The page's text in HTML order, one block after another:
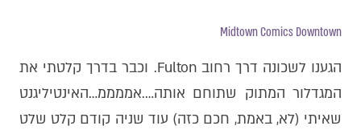
Midtown Comics Downtown
הגענו לשכונה דרך רחוב Fulton. וכבר בדרך קלטתי את
המגדלור המתוק שתוחם אותה….אממממ…האינטיליגנט
שאיתי (לא, באמת, חכם כזה) עוד שניה קודם קלט שלט